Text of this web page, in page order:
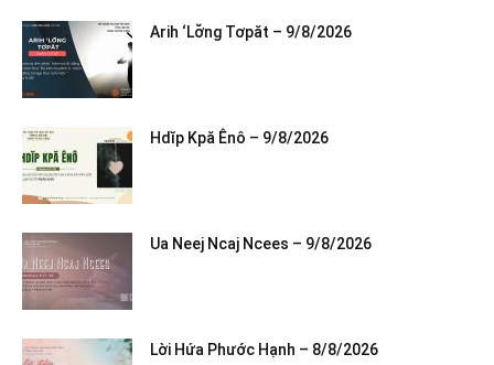
Arih ‘Lơ̆ng Tơpăt – 9/8/2026
Hdĭp Kpă Ênô – 9/8/2026
Ua Neej Ncaj Ncees – 9/8/2026
Lời Hứa Phước Hạnh – 8/8/2026